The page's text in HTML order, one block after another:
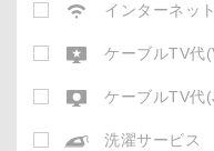
インターネッ
ケーブルTV代
ケーブルTV代
洗濯サービス